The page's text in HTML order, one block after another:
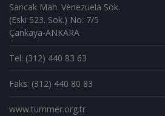
Sancak Mah. Venezuela Sok.
(Eski 523. Sok.) No: 7/5
Çankaya-ANKARA
Tel: (312) 440 83 63
Faks: (312) 440 80 83
www.tummer.org.tr